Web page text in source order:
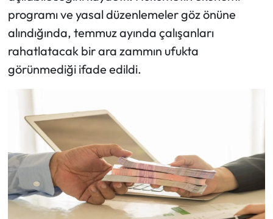
programı ve yasal düzenlemeler göz önüne
alındığında, temmuz ayında çalışanları
rahatlatacak bir ara zammın ufukta
görünmediği ifade edildi.